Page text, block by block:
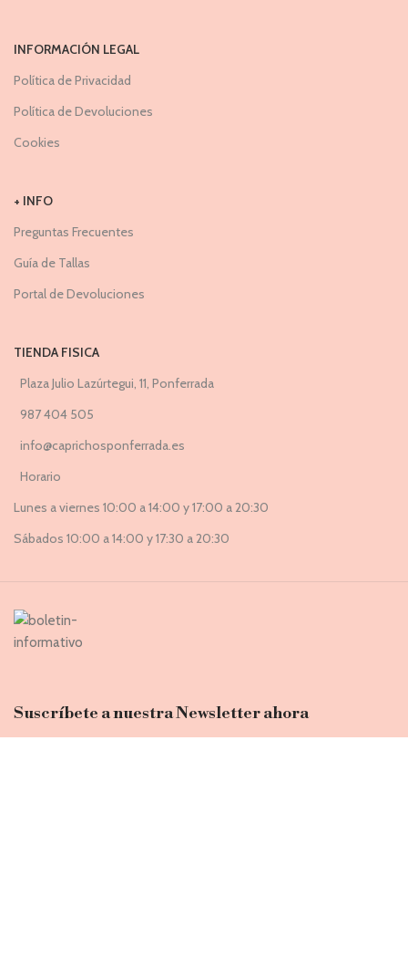
INFORMACIÓN LEGAL
Política de Privacidad
Política de Devoluciones
Cookies
+ INFO
Preguntas Frecuentes
Guía de Tallas
Portal de Devoluciones
TIENDA FISICA
Plaza Julio Lazúrtegui, 11, Ponferrada
987 404 505
info@caprichosponferrada.es
Horario
Lunes a viernes 10:00 a 14:00 y 17:00 a 20:30
Sábados 10:00 a 14:00 y 17:30 a 20:30
Suscríbete a nuestra Newsletter ahora